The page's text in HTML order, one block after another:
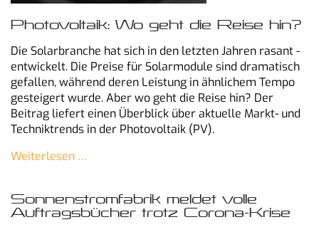
Photovoltaik: Wo geht die Reise hin?
Die Solarbranche hat sich in den letzten Jahren rasant ­
entwickelt. Die Preise für Solarmodule sind dramatisch
gefallen, während ­deren Leistung in ähnlichem Tempo
gesteigert wurde. Aber wo geht die Reise hin? Der
Beitrag liefert einen Überblick über ­aktuelle Markt- und
Techniktrends in der Photovoltaik (PV).
Weiterlesen …
Sonnenstromfabrik meldet volle
Auftragsbücher trotz Corona-Krise